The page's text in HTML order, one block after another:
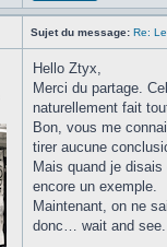
Sujet du message: Re:
Hello Ztyx,
Merci du partage.
naturellement fait
Bon, vous me
tirer aucune
Mais quand je
encore un exemple.
Maintenant, on ne
donc… wait and see.